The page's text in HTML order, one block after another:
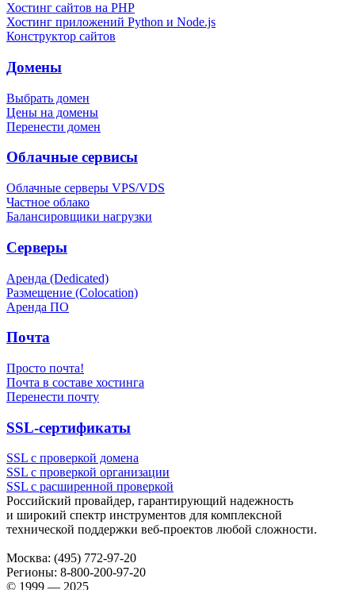
Хостинг сайтов на PHP
Хостинг приложений Python и Node.js
Конструктор сайтов
Домены
Выбрать домен
Цены на домены
Перенести домен
Облачные сервисы
Облачные серверы VPS/VDS
Частное облако
Балансировщики нагрузки
Серверы
Аренда (Dedicated)
Размещение (Colocation)
Аренда ПО
Почта
Просто почта!
Почта в составе хостинга
Перенести почту
SSL-сертификаты
SSL с проверкой домена
SSL с проверкой организации
SSL с расширенной проверкой
Российский провайдер, гарантирующий надежность
и широкий спектр инструментов для комплексной
технической поддержки веб-проектов любой сложности.
Москва: (495) 772-97-20
Регионы: 8-800-200-97-20
© 1999 — 2025